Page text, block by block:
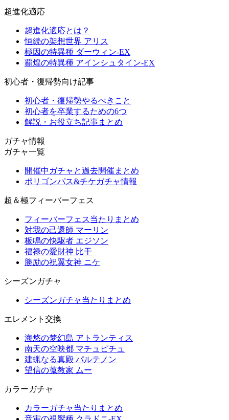
超進化適応
超進化適応とは？
恒続の架想世界 アリス
極因の特異種 ダーウィン-EX
覇煌の特異種 アインシュタイン-EX
初心者・復帰勢向け記事
初心者・復帰勢やるべきこと
初心者を卒業するための6つ
解説・お役立ち記事まとめ
ガチャ情報
ガチャ一覧
開催中ガチャと過去開催まとめ
ポリゴンパス&チケガチャ情報
超＆極フィーバーフェス
フィーバーフェス当たりまとめ
対我の己還師 マーリン
板鳴の快駆者 エジソン
福禄の愛財神 比干
勝励の祝翼女神 ニケ
シーズンガチャ
シーズンガチャ当たりまとめ
エレメント交換
海悠の梦幻島 アトランティス
南天の空映都 マチュピチュ
建蝋なる真殿 パルテノン
望信の蒐教家 ムー
カラーガチャ
カラーガチャ当たりまとめ